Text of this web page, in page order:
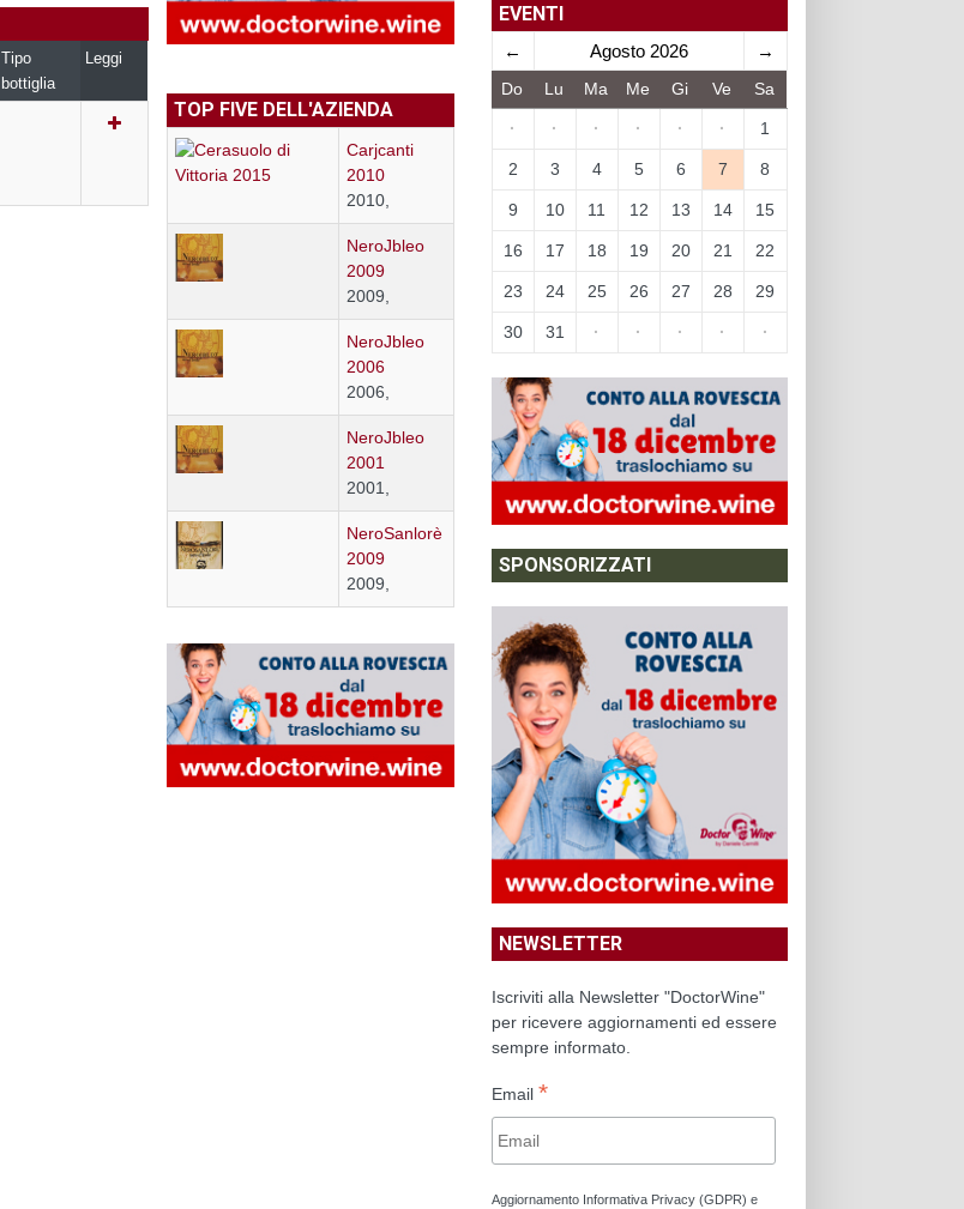
Tipo
bottiglia
Leggi
TOP FIVE DELL'AZIENDA
Carjcanti
2010
2010,
NeroJbleo
2009
2009,
NeroJbleo
2006
2006,
NeroJbleo
2001
2001,
NeroSanlorè
2009
2009,
EVENTI
← Agosto 2026 →
Do Lu Ma Me Gi Ve Sa
· · · · · · 1
2 3 4 5 6 7 8
9 10 11 12 13 14 15
16 17 18 19 20 21 22
23 24 25 26 27 28 29
30 31 · · · · ·
SPONSORIZZATI
NEWSLETTER
Iscriviti alla Newsletter "DoctorWine"
per ricevere aggiornamenti ed essere
sempre informato.
Email *
Aggiornamento Informativa Privacy (GDPR) e